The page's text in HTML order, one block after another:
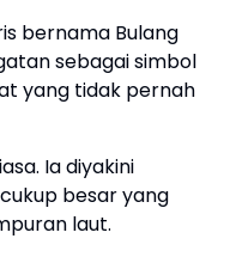
bernama Bulang
sebagai simbol
yang tidak pernah
Ia diyakini
besar yang
laut.